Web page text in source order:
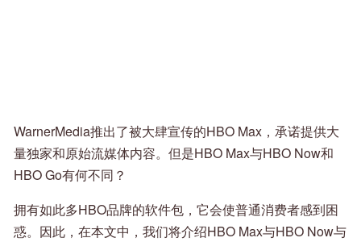
WarnerMedia推出了被大肆宣传的HBO Max，承诺提供大
量独家和原始流媒体内容。但是HBO Max与HBO Now和
HBO Go有何不同？
拥有如此多HBO品牌的软件包，它会使普通消费者感到困
惑。因此，在本文中，我们将介绍HBO Max与HBO Now与